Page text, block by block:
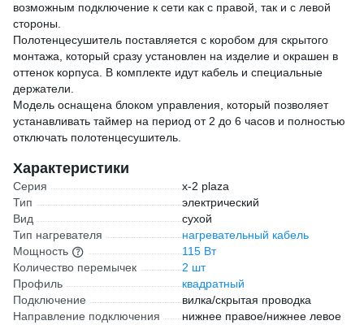
возможным подключение к сети как с правой, так и с левой
стороны.
Полотенцесушитель поставляется с коробом для скрытого
монтажа, который сразу установлен на изделие и окрашен в
оттенок корпуса. В комплекте идут кабель и специальные
держатели.
Модель оснащена блоком управления, который позволяет
устанавливать таймер на период от 2 до 6 часов и полностью
отключать полотенцесушитель.
Характеристики
Серия
x-2 plaza
Тип
электрический
Вид
сухой
Тип нагревателя
нагревательный кабель
Мощность
115 Вт
Количество перемычек
2 шт
Профиль
квадратный
Подключение
вилка/скрытая проводка
Направление подключения
нижнее правое/нижнее левое